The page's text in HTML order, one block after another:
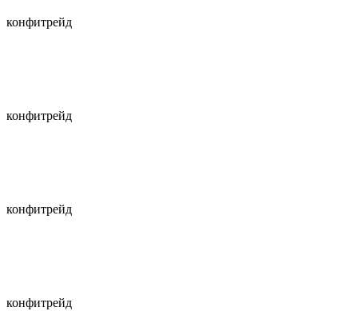
конфитрейд
конфитрейд
конфитрейд
конфитрейд